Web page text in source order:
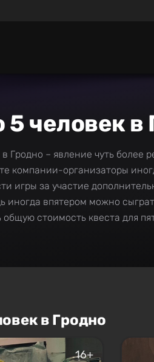
человек в
Гродно – явление чуть более
компании-организаторы
игры за участие
иногда впятером можно
общую стоимость квеста для
в Гродно
16+